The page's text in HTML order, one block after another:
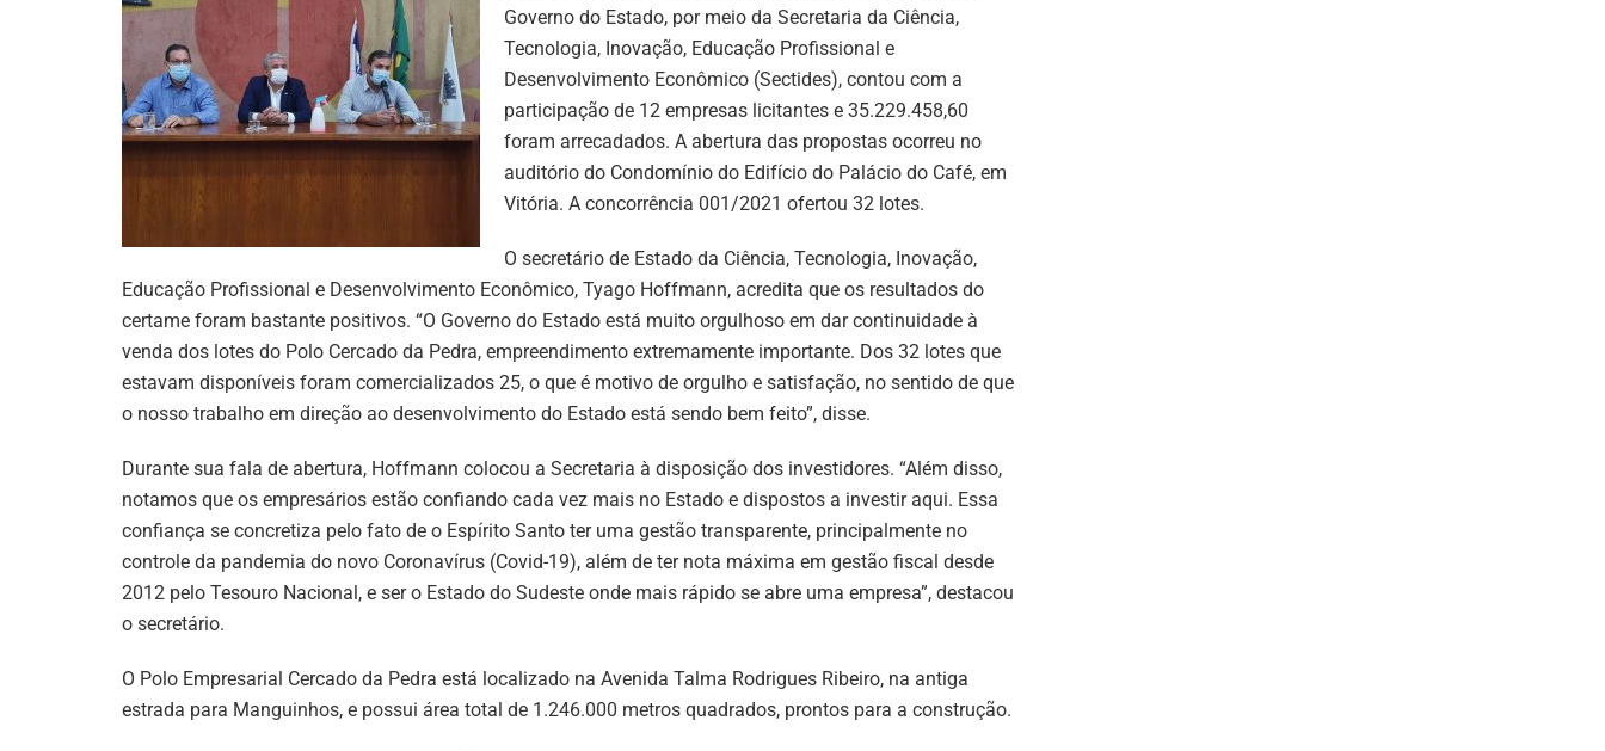
Governo do Estado, por meio da Secretaria da Ciência,
Tecnologia, Inovação, Educação Profissional e
Desenvolvimento Econômico (Sectides), contou com a
participação de 12 empresas licitantes e 35.229.458,60
foram arrecadados. A abertura das propostas ocorreu no
auditório do Condomínio do Edifício do Palácio do Café, em
Vitória. A concorrência 001/2021 ofertou 32 lotes.
O secretário de Estado da Ciência, Tecnologia, Inovação,
Educação Profissional e Desenvolvimento Econômico, Tyago Hoffmann, acredita que os resultados do
certame foram bastante positivos. “O Governo do Estado está muito orgulhoso em dar continuidade à
venda dos lotes do Polo Cercado da Pedra, empreendimento extremamente importante. Dos 32 lotes que
estavam disponíveis foram comercializados 25, o que é motivo de orgulho e satisfação, no sentido de que
o nosso trabalho em direção ao desenvolvimento do Estado está sendo bem feito”, disse.
Durante sua fala de abertura, Hoffmann colocou a Secretaria à disposição dos investidores. “Além disso,
notamos que os empresários estão confiando cada vez mais no Estado e dispostos a investir aqui. Essa
confiança se concretiza pelo fato de o Espírito Santo ter uma gestão transparente, principalmente no
controle da pandemia do novo Coronavírus (Covid-19), além de ter nota máxima em gestão fiscal desde
2012 pelo Tesouro Nacional, e ser o Estado do Sudeste onde mais rápido se abre uma empresa”, destacou
o secretário.
O Polo Empresarial Cercado da Pedra está localizado na Avenida Talma Rodrigues Ribeiro, na antiga
estrada para Manguinhos, e possui área total de 1.246.000 metros quadrados, prontos para a construção.